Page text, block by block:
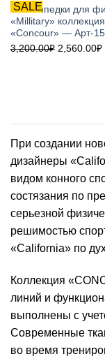
SALE
Велосипедки для
«Millitary» коллекция
«Concour» — Арт-
3,200.00₽ 2,560.00₽
При создании
дизайнеры
видом конного
состязания по
серьезной
решимостью
«California» по
Коллекция
линий и
выполнены с
Современные
во время